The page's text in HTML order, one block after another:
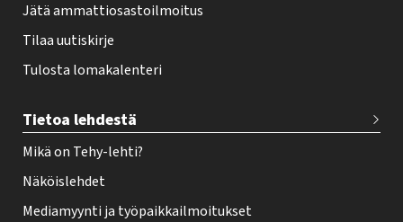
Jätä ammattiosastoilmoitus
Tilaa uutiskirje
Tulosta lomakalenteri
Tietoa lehdestä
Mikä on Tehy-lehti?
Näköislehdet
Mediamyynti ja työpaikkailmoitukset